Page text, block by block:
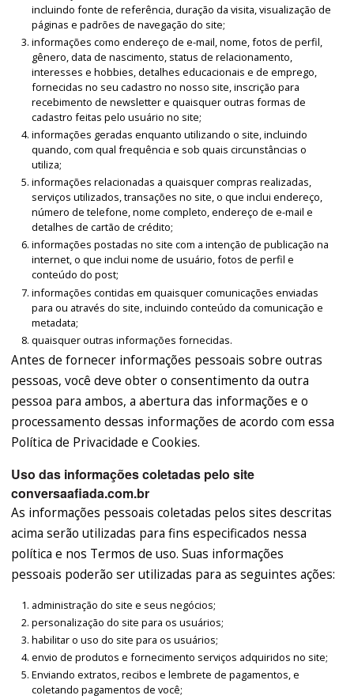
incluindo fonte de referência, duração da visita, visualização de
páginas e padrões de navegação do site;
informações como endereço de e-mail, nome, fotos de perfil,
gênero, data de nascimento, status de relacionamento,
interesses e hobbies, detalhes educacionais e de emprego,
fornecidas no seu cadastro no nosso site, inscrição para
recebimento de newsletter e quaisquer outras formas de
cadastro feitas pelo usuário no site;
informações geradas enquanto utilizando o site, incluindo
quando, com qual frequência e sob quais circunstâncias o
utiliza;
informações relacionadas a quaisquer compras realizadas,
serviços utilizados, transações no site, o que inclui endereço,
número de telefone, nome completo, endereço de e-mail e
detalhes de cartão de crédito;
informações postadas no site com a intenção de publicação na
internet, o que inclui nome de usuário, fotos de perfil e
conteúdo do post;
informações contidas em quaisquer comunicações enviadas
para ou através do site, incluindo conteúdo da comunicação e
metadata;
quaisquer outras informações fornecidas.
Antes de fornecer informações pessoais sobre outras
pessoas, você deve obter o consentimento da outra
pessoa para ambos, a abertura das informações e o
processamento dessas informações de acordo com essa
Política de Privacidade e Cookies.
Uso das informações coletadas pelo site
conversaafiada.com.br
As informações pessoais coletadas pelos sites descritas
acima serão utilizadas para fins especificados nessa
política e nos Termos de uso. Suas informações
pessoais poderão ser utilizadas para as seguintes ações:
administração do site e seus negócios;
personalização do site para os usuários;
habilitar o uso do site para os usuários;
envio de produtos e fornecimento serviços adquiridos no site;
Enviando extratos, recibos e lembrete de pagamentos, e
coletando pagamentos de você;